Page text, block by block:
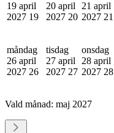
19 april
2027 19
20 april
2027 20
21 april
2027 21
måndag
26 april
2027 26
tisdag
27 april
2027 27
onsdag
28 april
2027 28
Vald månad: maj 2027